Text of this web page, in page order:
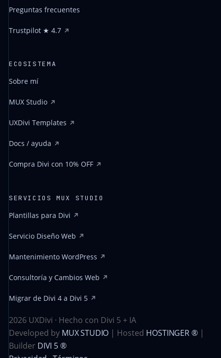
Preguntas frecuentes
Trustpilot ★ 4.7
ECOSISTEMA
Sobre mí
MUX Studio
UXDivi Templates
Docs / ayuda
Compra Divi con 10% OFF
SERVICIOS MUX STUDIO
Plantillas para Divi
Servicio Diseño Web
Mantenimiento WordPress
Consultoría y Cambios Web
Migrar de Divi 4 a Divi 5
2026 UXDivi · Hecho con Divi 5 + IA
Developed by MUX STUDIO | Hosted HOSTINGER ®|
Builder DIVI 5 ®